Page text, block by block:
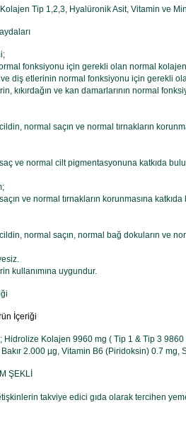
Tip 1,2,3, Hyalüronik Asit, Vitamin ve
fonksiyonu için gerekli olan normal
diş etlerinin normal fonksiyonu için gerekli
kıkırdağın ve kan damarlarının normal
normal saçın ve normal tırnakların
ve normal cilt pigmentasyonuna katkıda
ve normal tırnakların korunmasına katkıda
normal saçın, normal bağ dokuların ve
kullanımına uygundur.
İçeriği
Hidrolize Kolajen 9960 mg ( Tip 1 & Tip 3
2.000 µg, Vitamin B6 (Piridoksin) 0.7 mg,
ŞEKLİ
takviye edici gıda olarak tercihen